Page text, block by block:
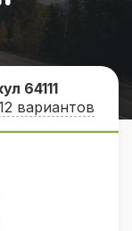
64111
вариантов